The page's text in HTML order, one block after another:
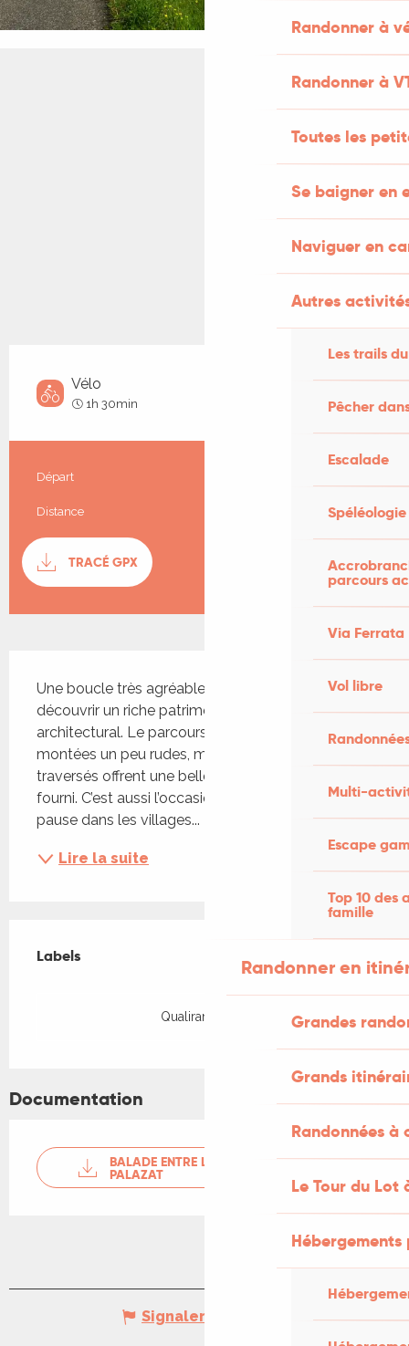
Randonner à
Randonner à
Toutes les
Se baigner en
Naviguer en
Autres
Les trails
Pêcher
Escalade
Spéléologie
parcours
Via Ferrata
Vol libre
Multi-
Escape
Top 10 des
famille
Randonner en
Grandes
Grands
Randonnées
Le Tour du Lot
Vélo
1h 30min Difficile
Informations pratiques
Départ
Distance 21.5 km
Documentation
TRACÉ GPX
Une boucle très agréable qui vous invite à
découvrir un riche patrimoine naturel et
architectural. Le parcours comporte quelques
montées un peu rudes, mais les paysages
traversés offrent une belle récompense à l’effort
fourni. C’est aussi l’occasion parfaite de faire une
pause dans les villages...
Lire la suite
Labels
Labels
Qualirando Lot
Documentation
BALADE ENTRE L'OURAJOU ET LE
PALAZAT
Signaler une erreur